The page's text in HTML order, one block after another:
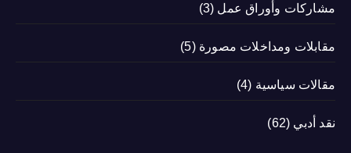
مشاركات وأوراق عمل (3)
مقابلات ومداخلات مصورة (5)
مقالات سياسية (4)
نقد أدبي (62)